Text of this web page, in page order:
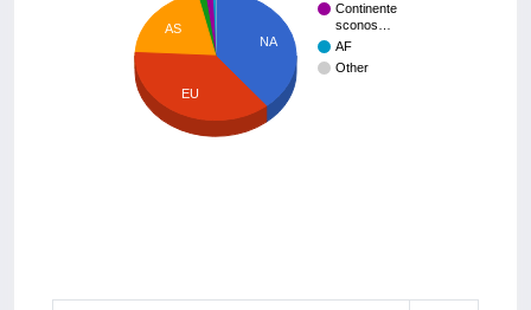
Continente
sconos…
AF
Other
NA
AS
EU